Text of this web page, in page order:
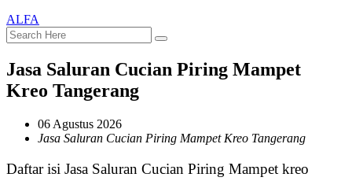
ALFA
Jasa Saluran Cucian Piring Mampet
Kreo Tangerang
06 Agustus 2026
Jasa Saluran Cucian Piring Mampet Kreo Tangerang
Daftar isi Jasa Saluran Cucian Piring Mampet kreo